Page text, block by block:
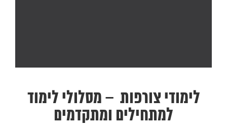
לימודי צורפות – מסלולי לימוד
למתחילים ומתקדמים